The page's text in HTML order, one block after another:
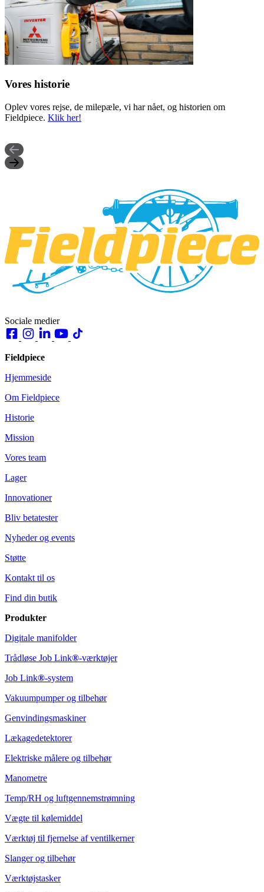
Vores historie
Oplev vores rejse, de milepæle, vi har nået, og historien om
Fieldpiece. Klik her!
Sociale medier
Fieldpiece
Hjemmeside
Om Fieldpiece
Historie
Mission
Vores team
Lager
Innovationer
Bliv betatester
Nyheder og events
Støtte
Kontakt til os
Find din butik
Produkter
Digitale manifolder
Trådløse Job Link®-værktøjer
Job Link®-system
Vakuumpumper og tilbehør
Genvindingsmaskiner
Lækagedetektorer
Elektriske målere og tilbehør
Manometre
Temp/RH og luftgennemstrømning
Vægte til kølemiddel
Værktøj til fjernelse af ventilkerner
Slanger og tilbehør
Værktøjstasker